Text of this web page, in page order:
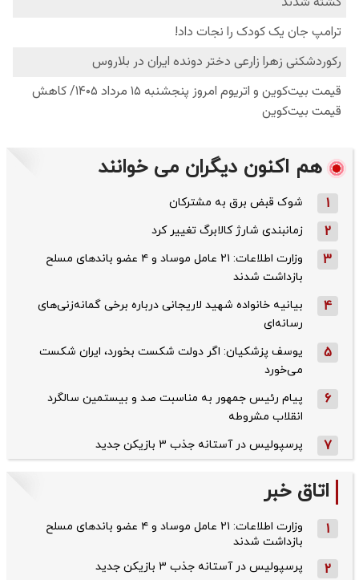
هم اکنون دیگران می خوانند
1 شوک قبض برق به مشترکان
2 زمانبندی شارژ کالابرگ تغییر کرد
3
وزارت اطلاعات: ۲۱ عامل موساد و ۴ عضو باندهای مسلح
بازداشت شدند
4
بیانیه خانواده شهید لاریجانی درباره برخی گمانه‌زنی‌های
رسانه‌ای
5
یوسف پزشکیان: اگر دولت شکست بخورد، ایران شکست
می‌خورد
6
پیام رئیس جمهور به مناسبت صد و بیستمین سالگرد
انقلاب مشروطه
7 پرسپولیس در آستانه جذب ۳ بازیکن جدید
اتاق خبر
1
وزارت اطلاعات: ۲۱ عامل موساد و ۴ عضو باندهای مسلح
بازداشت شدند
2 پرسپولیس در آستانه جذب ۳ بازیکن جدید